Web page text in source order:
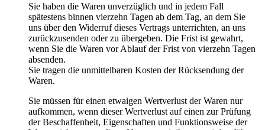
Sie haben die Waren unverzüglich und in jedem Fall
spätestens binnen vierzehn Tagen ab dem Tag, an dem Sie
uns über den Widerruf dieses Vertrags unterrichten, an uns
zurückzusenden oder zu übergeben. Die Frist ist gewahrt,
wenn Sie die Waren vor Ablauf der Frist von vierzehn Tagen
absenden.
Sie tragen die unmittelbaren Kosten der Rücksendung der
Waren.
Sie müssen für einen etwaigen Wertverlust der Waren nur
aufkommen, wenn dieser Wertverlust auf einen zur Prüfung
der Beschaffenheit, Eigenschaften und Funktionsweise der